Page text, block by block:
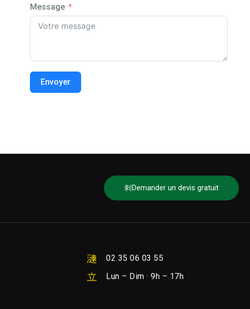
Message
Envoyer
Demander un devis gratuit
02 35 06 03 55
Lun – Dim · 9h – 17h